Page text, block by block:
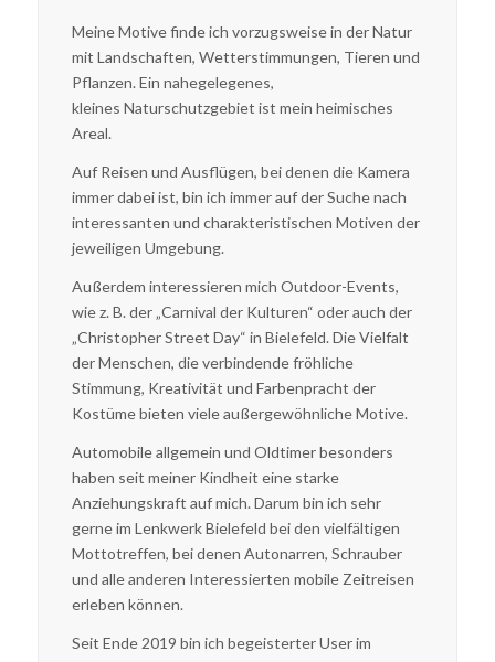
Meine Motive finde ich vorzugsweise in der Natur
mit Landschaften, Wetterstimmungen, Tieren und
Pflanzen. Ein nahegelegenes,
kleines Naturschutzgebiet ist mein heimisches
Areal.
Auf Reisen und Ausflügen, bei denen die Kamera
immerdabei ist, bin ich immerauf der Suche nach
interessanten und charakteristischen Motiven der
jeweiligen Umgebung.
Außerdem interessieren mich Outdoor-Events,
wie z. B. der „Carnival der Kulturen“ oder auch der
„Christopher Street Day“ in Bielefeld. Die Vielfalt
der Menschen, die verbindende fröhliche
Stimmung, Kreativität und Farbenpracht der
Kostüme bieten viele außergewöhnliche Motive.
Automobile allgemein und Oldtimer besonders
haben seit meiner Kindheit eine starke
Anziehungskraft auf mich. Darum bin ich sehr
gerne im Lenkwerk Bielefeld bei den vielfältigen
Mottotreffen, bei denen Autonarren, Schrauber
und alle anderen Interessierten mobile Zeitreisen
erleben können.
Seit Ende 2019 bin ich begeisterter User im